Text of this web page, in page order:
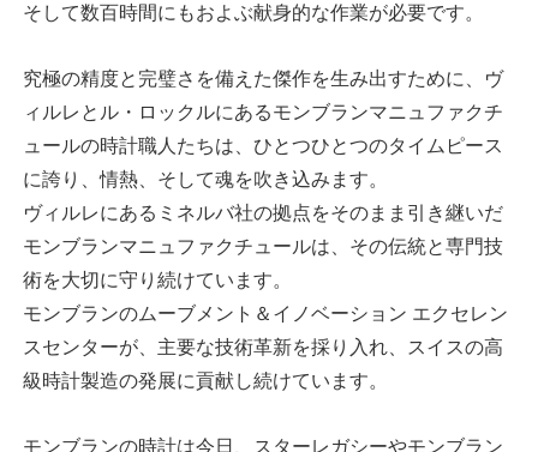
そして数百時間にもおよぶ献身的な作業が必要です。
究極の精度と完璧さを備えた傑作を生み出すために、ヴ
ィルレとル・ロックルにあるモンブランマニュファクチ
ュールの時計職人たちは、ひとつひとつのタイムピース
に誇り、情熱、そして魂を吹き込みます。
ヴィルレにあるミネルバ社の拠点をそのまま引き継いだ
モンブランマニュファクチュールは、その伝統と専門技
術を大切に守り続けています。
モンブランのムーブメント＆イノベーション エクセレン
スセンターが、主要な技術革新を採り入れ、スイスの高
級時計製造の発展に貢献し続けています。
モンブランの時計は今日、スターレガシーやモンブラン